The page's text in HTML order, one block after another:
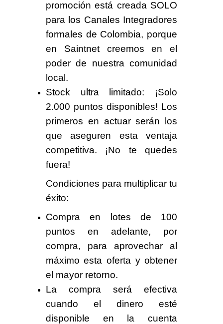
promoción está creada SOLO
para los Canales Integradores
formales de Colombia, porque
en Saintnet creemos en el
poder de nuestra comunidad
local.
Stock ultra limitado: ¡Solo
2.000 puntos disponibles! Los
primeros en actuar serán los
que aseguren esta ventaja
competitiva. ¡No te quedes
fuera!
Condiciones para multiplicar tu
éxito:
Compra en lotes de 100
puntos en adelante, por
compra, para aprovechar al
máximo esta oferta y obtener
el mayor retorno.
La compra será efectiva
cuando el dinero esté
disponible en la cuenta